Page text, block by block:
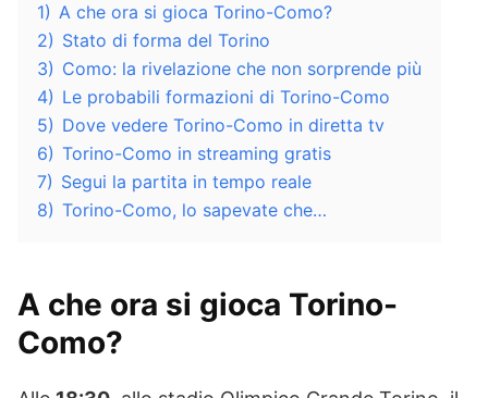
1) A che ora si gioca Torino-Como?
2) Stato di forma del Torino
3) Como: la rivelazione che non sorprende più
4) Le probabili formazioni di Torino-Como
5) Dove vedere Torino-Como in diretta tv
6) Torino-Como in streaming gratis
7) Segui la partita in tempo reale
8) Torino-Como, lo sapevate che…
A che ora si gioca Torino-
Como?